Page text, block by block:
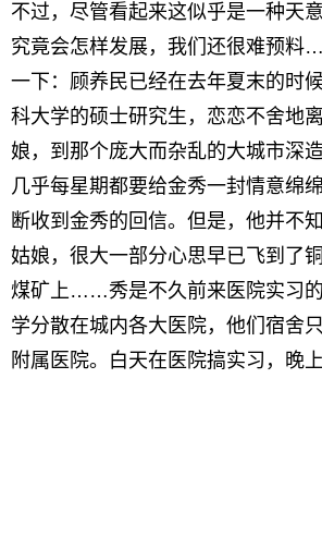
不过，尽管看起来这似乎是一种天
究竟会怎样发展，我们还很难预
一下：顾养民已经在去年夏末的时
科大学的硕士研究生，恋恋不舍地
娘，到那个庞大而杂乱的大城市深
几乎每星期都要给金秀一封情意绵
断收到金秀的回信。但是，他并不
姑娘，很大一部分心思早已飞到了
煤矿上……秀是不久前来医院实习
学分散在城内各大医院，他们宿舍
附属医院。白天在医院搞实习，晚